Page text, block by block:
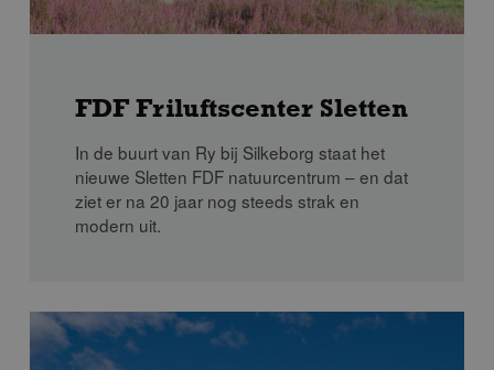
FDF Friluftscenter Sletten
In de buurt van Ry bij Silkeborg staat het
nieuwe Sletten FDF natuurcentrum – en dat
ziet er na 20 jaar nog steeds strak en
modern uit.